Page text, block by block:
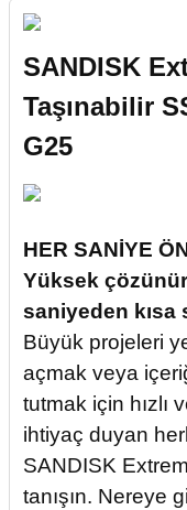
SANDISK
Taşınabilir
G25
HER SANİYE
Yüksek
saniyeden kısa
Büyük projeleri
açmak veya
tutmak için hızlı
ihtiyaç duyan
SANDISK
tanışın. Nereye